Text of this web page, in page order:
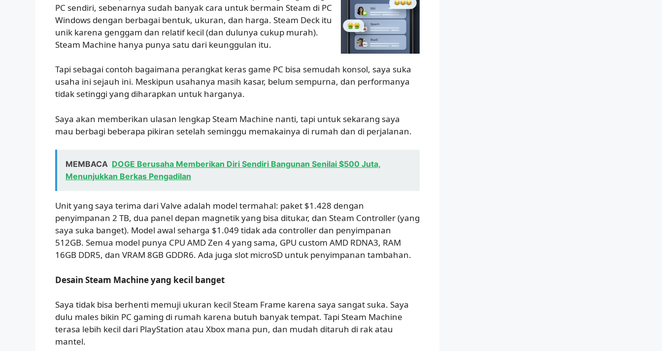
PC sendiri, sebenarnya sudah banyak cara untuk bermain Steam di PC
Windows dengan berbagai bentuk, ukuran, dan harga. Steam Deck itu
unik karena genggam dan relatif kecil (dan dulunya cukup murah).
Steam Machine hanya punya satu dari keunggulan itu.
Tapi sebagai contoh bagaimana perangkat keras game PC bisa semudah konsol, saya suka
usaha ini sejauh ini. Meskipun usahanya masih kasar, belum sempurna, dan performanya
tidak setinggi yang diharapkan untuk harganya.
Saya akan memberikan ulasan lengkap Steam Machine nanti, tapi untuk sekarang saya
mau berbagi beberapa pikiran setelah seminggu memakainya di rumah dan di perjalanan.
MEMBACA DOGE Berusaha Memberikan Diri Sendiri Bangunan Senilai $500 Juta,
Menunjukkan Berkas Pengadilan
Unit yang saya terima dari Valve adalah model termahal: paket $1.428 dengan
penyimpanan 2 TB, dua panel depan magnetik yang bisa ditukar, dan Steam Controller (yang
saya suka banget). Model awal seharga $1.049 tidak ada controller dan penyimpanan
512GB. Semua model punya CPU AMD Zen 4 yang sama, GPU custom AMD RDNA3, RAM
16GB DDR5, dan VRAM 8GB GDDR6. Ada juga slot microSD untuk penyimpanan tambahan.
Desain Steam Machine yang kecil banget
Saya tidak bisa berhenti memuji ukuran kecil Steam Frame karena saya sangat suka. Saya
dulu males bikin PC gaming di rumah karena butuh banyak tempat. Tapi Steam Machine
terasa lebih kecil dari PlayStation atau Xbox mana pun, dan mudah ditaruh di rak atau
mantel.